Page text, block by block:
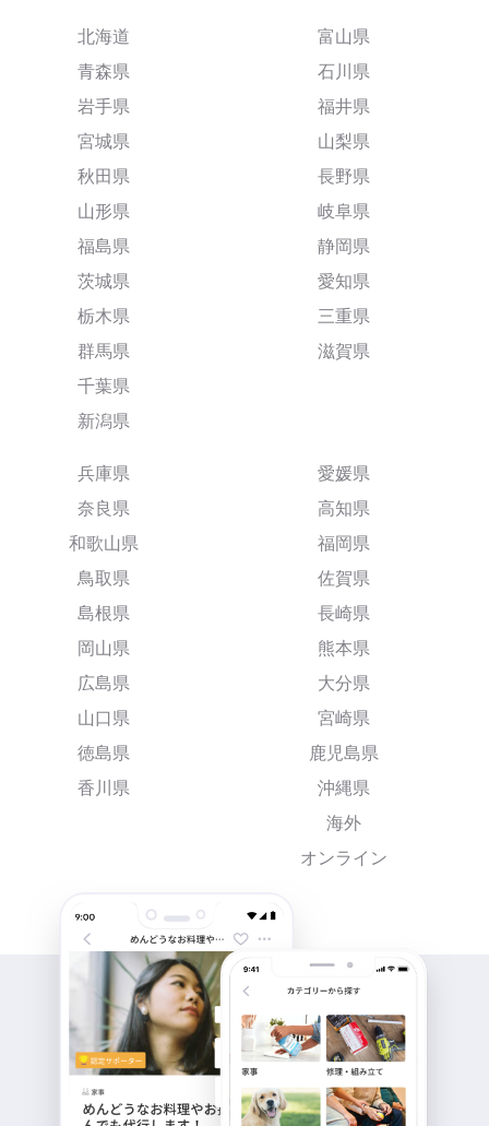
北海道
青森県
岩手県
宮城県
秋田県
山形県
福島県
茨城県
栃木県
群馬県
千葉県
新潟県
富山県
石川県
福井県
山梨県
長野県
岐阜県
静岡県
愛知県
三重県
滋賀県
兵庫県
奈良県
和歌山県
鳥取県
島根県
岡山県
広島県
山口県
徳島県
香川県
愛媛県
高知県
福岡県
佐賀県
長崎県
熊本県
大分県
宮崎県
鹿児島県
沖縄県
海外
オンライン